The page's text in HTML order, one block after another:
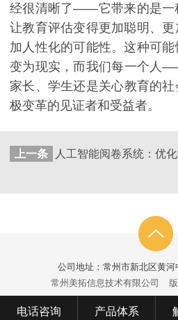
经很清晰了——它带来的是一
让教育评估变得更加聪明、
加人性化的可能性。这种可
变为现实，而我们每一个人
家长、学生还是关心教育的
极变革的见证者和受益者。
上一条
公司地址：常州市新北区黄河
常州美拓信息技术有限公司
电话咨询 产品体系